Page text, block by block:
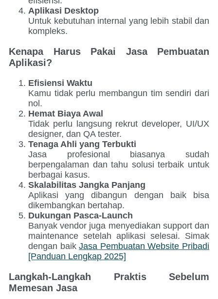
Aplikasi Desktop
Untuk kebutuhan internal yang lebih stabil dan
kompleks.
Kenapa Harus Pakai Jasa Pembuatan
Aplikasi?
Efisiensi Waktu
Kamu tidak perlu membangun tim sendiri dari
nol.
Hemat Biaya Awal
Tidak perlu langsung rekrut developer, UI/UX
designer, dan QA tester.
Tenaga Ahli yang Terbukti
Jasa profesional biasanya sudah
berpengalaman dan tahu solusi terbaik untuk
berbagai kasus.
Skalabilitas Jangka Panjang
Aplikasi yang dibangun dengan baik bisa
dikembangkan bertahap.
Dukungan Pasca-Launch
Banyak vendor juga menyediakan support dan
maintenance setelah aplikasi selesai. Simak
dengan baikJasa Pembuatan Website Pribadi
[Panduan Lengkap 2025]
Langkah-Langkah Praktis Sebelum
Memesan Jasa